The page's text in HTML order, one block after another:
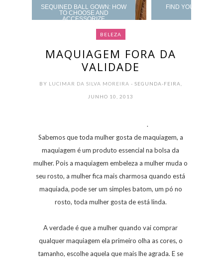
SEQUINED BALL GOWN: HOW
TO CHOOSE AND
ACCESSORIZE
FIND YOUR PROM
BELEZA
MAQUIAGEM FORA DA
VALIDADE
BY LUCIMAR DA SILVA MOREIRA - SEGUNDA-FEIRA,
JUNHO 10, 2013
.
Sabemos que toda mulher gosta de maquiagem, a
maquiagem é um produto essencial na bolsa da
mulher. Pois a maquiagem embeleza a mulher muda o
seu rosto, a mulher fica mais charmosa quando está
maquiada, pode ser um simples batom, um pó no
rosto, toda mulher gosta de está linda.
A verdade é que a mulher quando vai comprar
qualquer maquiagem ela primeiro olha as cores, o
tamanho, escolhe aquela que mais lhe agrada. E se